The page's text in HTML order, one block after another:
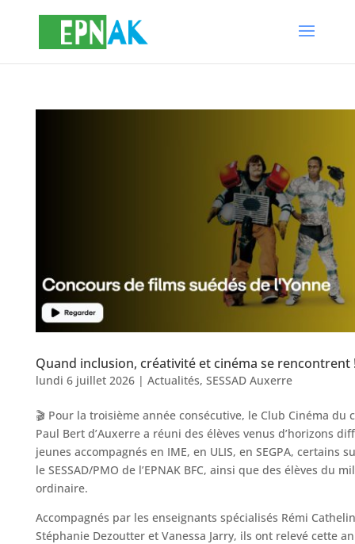
Quand inclusion, créativité et cinéma se rencontrent
lundi 6 juillet 2026| Actualités, SESSAD Auxerre
🎬 Pour la troisième année consécutive, le Club Cinéma du
Paul Bert d’Auxerre a réuni des élèves venus d’horizons
jeunes accompagnés en IME, en ULIS, en SEGPA, certains
le SESSAD/PMO de l’EPNAK BFC, ainsi que des élèves du
ordinaire.
Accompagnés par les enseignants spécialisés Rémi
Stéphanie Dezoutter et Vanessa Jarry, ils ont relevé cette